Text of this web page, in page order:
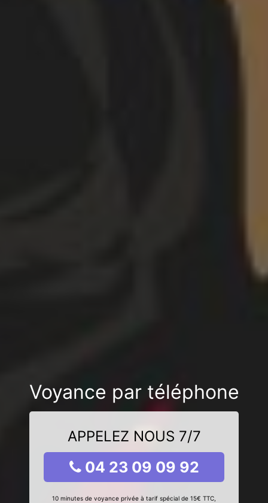
Voyance par téléphone
APPELEZ NOUS 7/7
04 23 09 09 92
10 minutes de voyance privée à tarif spécial de 15€ TTC,